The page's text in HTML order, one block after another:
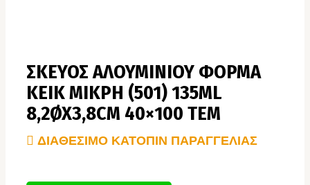
ΣΚΕΥΟΣ ΑΛΟΥΜΙΝΙΟΥ ΦΟΡΜΑ
ΚΕΙΚ ΜΙΚΡΗ (501) 135ΜL
8,2ØX3,8CM 40×100 TEM
ΔΙΑΘΕΣΙΜΟ ΚΑΤΟΠΙΝ ΠΑΡΑΓΓΕΛΙΑΣ